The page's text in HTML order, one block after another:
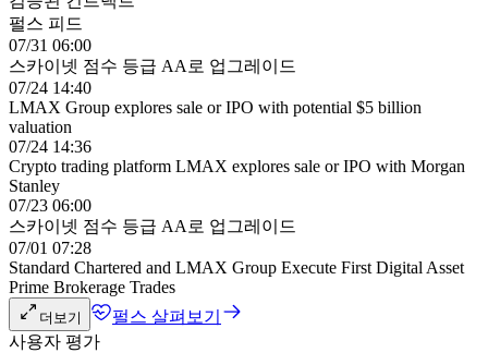
펄스 피드
07/31 06:00
스카이넷 점수 등급 AA로 업그레이드
07/24 14:40
LMAX Group explores sale or IPO with potential $5 billion
valuation
07/24 14:36
Crypto trading platform LMAX explores sale or IPO with Morgan
Stanley
07/23 06:00
스카이넷 점수 등급 AA로 업그레이드
07/01 07:28
Standard Chartered and LMAX Group Execute First Digital Asset
Prime Brokerage Trades
더보기
펄스 살펴보기
사용자 평가